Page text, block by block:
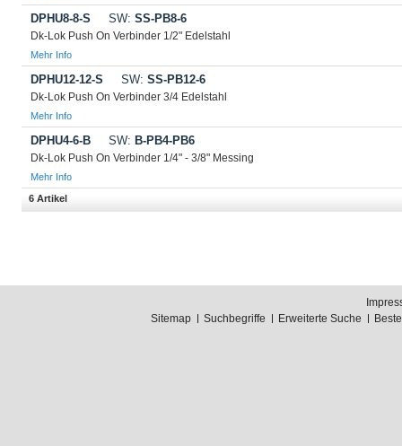
DPHU8-8-S SW: SS-PB8-6
Dk-Lok Push On Verbinder 1/2" Edelstahl
Mehr Info
DPHU12-12-S SW: SS-PB12-6
Dk-Lok Push On Verbinder 3/4 Edelstahl
Mehr Info
DPHU4-6-B SW: B-PB4-PB6
Dk-Lok Push On Verbinder 1/4" - 3/8" Messing
Mehr Info
6 Artikel
Sitemap
Suchbegriffe Erweiterte Suche